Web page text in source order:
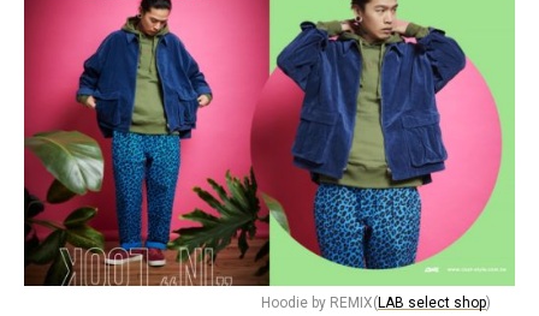
Hoodie by REMIX( LAB select shop)